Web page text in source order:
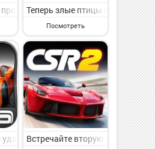
профессиональные навыки
Теперь злые птицы
Посмотреть
игра из серии гоночных
Встречайте вторую часть